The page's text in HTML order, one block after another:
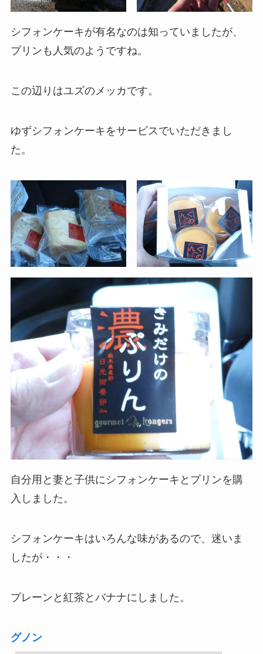
シフォンケーキが有名なのは知っていましたが、
プリンも人気のようですね。
この辺りはユズのメッカです。
ゆずシフォンケーキをサービスでいただきまし
た。
自分用と妻と子供にシフォンケーキとプリンを購
入しました。
シフォンケーキはいろんな味があるので、迷いま
したが・・・
プレーンと紅茶とバナナにしました。
グノン